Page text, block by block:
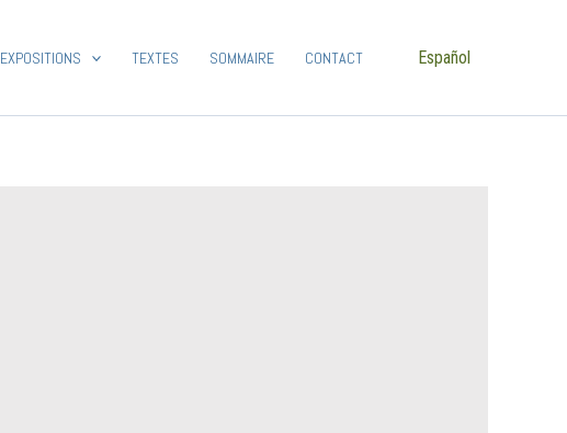
EXPOSITIONS TEXTES SOMMAIRE CONTACT Español